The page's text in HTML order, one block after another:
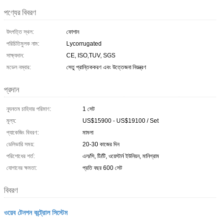
পণ্যের বিবরণ
উৎপত্তি স্থল:
ফোশান
পরিচিতিমুলক নাম:
Lycorrugated
সাক্ষ্যদান:
CE, ISO,TUV, SGS
মডেল নম্বার:
সেতু প্রান্তিককরণ এবং উত্তেজনা নিয়ন্ত্রণ
প্রদান
ন্যূনতম চাহিদার পরিমাণ:
1 সেট
মূল্য:
US$15900 - US$19100 / Set
প্যাকেজিং বিবরণ:
মামলা
ডেলিভারি সময়:
20-30 কাজের দিন
পরিশোধের শর্ত:
এল/সি, টি/টি, ওয়েস্টার্ন ইউনিয়ন, মানিগ্রাম
যোগানের ক্ষমতা:
প্রতি বছর 600 সেট
বিবরণ
ওয়েব টেনশন কন্ট্রোল সিস্টেম